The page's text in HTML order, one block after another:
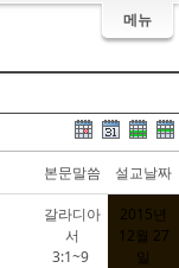
메뉴
본문말씀 설교날짜
갈라디아
서
3:1~9
2015년
12월 27
일